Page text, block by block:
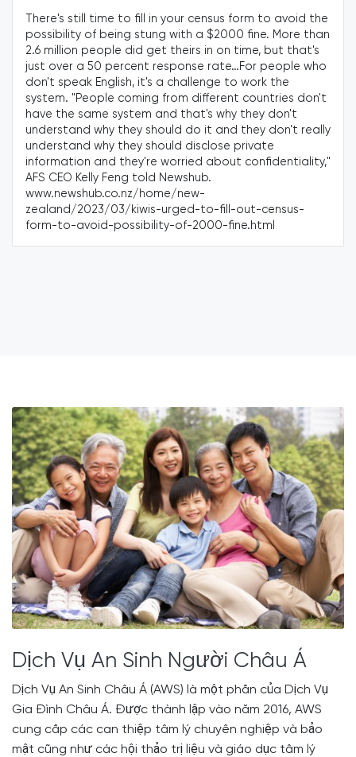
There's still time to fill in your census form to avoid the
possibility of being stung with a $2000 fine. More than
2.6 million people did get theirs in on time, but that's
just over a 50 percent response rate…For people who
don't speak English, it's a challenge to work the
system. "People coming from different countries don't
have the same system and that's why they don't
understand why they should do it and they don't really
understand why they should disclose private
information and they're worried about confidentiality,"
AFS CEO Kelly Feng told Newshub.
www.newshub.co.nz/home/new-
zealand/2023/03/kiwis-urged-to-fill-out-census-
form-to-avoid-possibility-of-2000-fine.html
Dịch Vụ An Sinh Người Châu Á
Dịch Vụ An Sinh Châu Á (AWS) là một phần của Dịch Vụ
Gia Đình Châu Á. Được thành lập vào năm 2016, AWS
cung cấp các can thiệp tâm lý chuyên nghiệp và bảo
mật cũng như các hội thảo trị liệu và giáo dục tâm lý